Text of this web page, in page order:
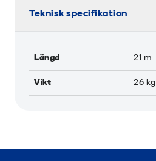
Teknisk specifikation
Längd 21 m
Vikt 26 kg